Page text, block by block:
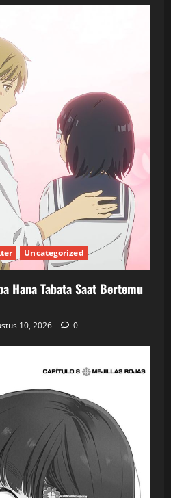
Uncategorized
Hana Tabata Saat Bertemu
10, 2026 0